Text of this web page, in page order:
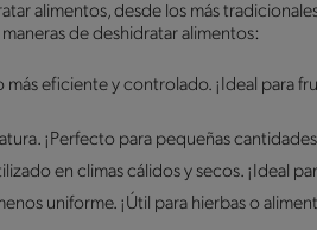
alimentos, desde los más
de deshidratar alimentos:
más eficiente y controlado. ¡Ideal para
¡Perfecto para pequeñas
en climas cálidos y secos. ¡Ideal
uniforme. ¡Útil para hierbas o